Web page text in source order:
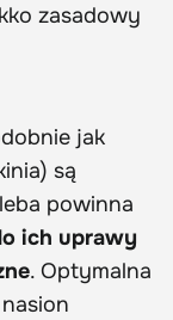
zasadowy
jak
są
powinna
ich uprawy
. Optymalna